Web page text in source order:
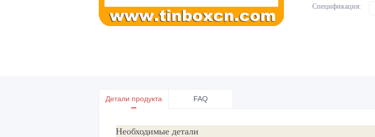
Спецификация:
Детали продукта FAQ
Необходимые детали